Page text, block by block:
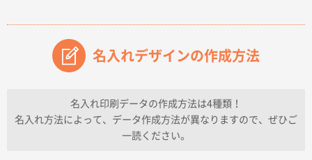
原稿データ流用が可能で価格が妥当なこと
兵庫県のお客様
チケットホルダー ダブルポケット
上記のとおりです。
名入れデザインの作成方法
名入れ印刷データの作成方法は4種類！
名入れ方法によって、データ作成方法が異なりますので、ぜひご
一読ください。